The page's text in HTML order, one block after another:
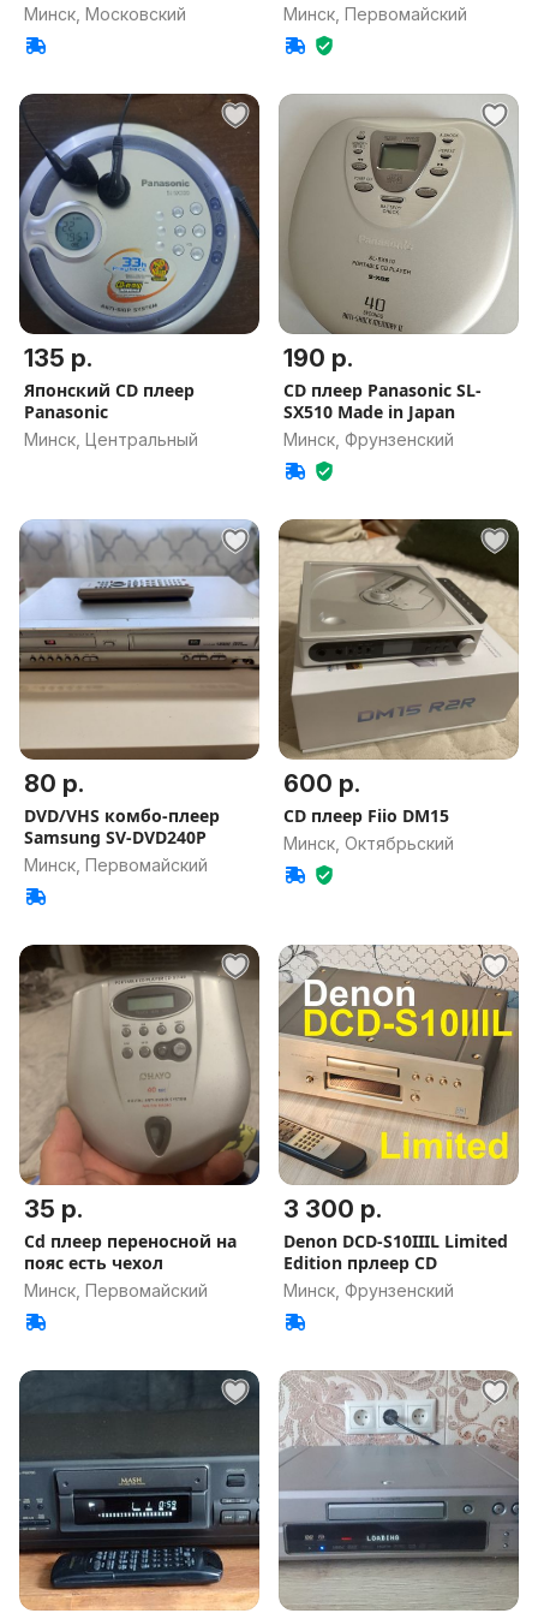
Минск, Московский Минск, Первомайский
135 р.
Японский CD плеер
Panasonic
Минск, Центральный
190 р.
CD плеер Panasonic SL-
SX510 Made in Japan
Минск, Фрунзенский
80 р.
DVD/VHS комбо-плеер
Samsung SV-DVD240P
Минск, Первомайский
600 р.
CD плеер Fiio DM15
Минск, Октябрьский
35 р.
Cd плеер переносной на
пояс есть чехол
Минск, Первомайский
3 300 р.
Denon DCD-S10IIIL Limited
Edition прлеер CD
Минск, Фрунзенский